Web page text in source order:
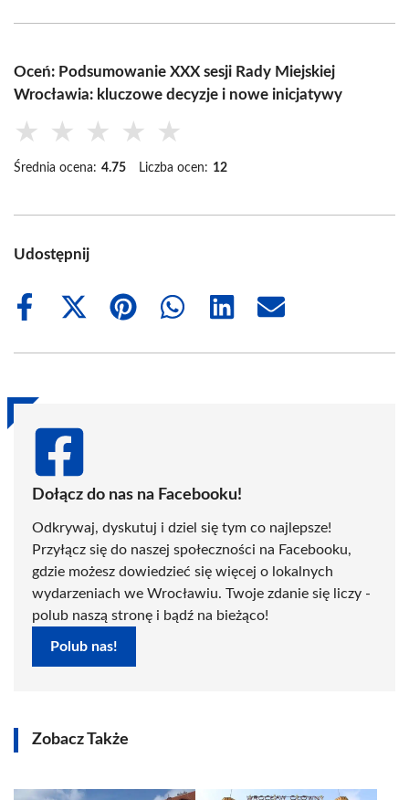
Oceń: Podsumowanie XXX sesji Rady Miejskiej
Wrocławia: kluczowe decyzje i nowe inicjatywy
★ ★ ★ ★ ★
Średnia ocena: 4.75 Liczba ocen: 12
Udostępnij
Share
Share
(Twitter)
Share
Share
Share
Share
Dołącz do nas na Facebooku!
Odkrywaj, dyskutuj i dziel się tym co najlepsze!
Przyłącz się do naszej społeczności na Facebooku,
gdzie możesz dowiedzieć się więcej o lokalnych
wydarzeniach we Wrocławiu. Twoje zdanie się liczy -
polub naszą stronę i bądź na bieżąco!
Polub nas!
Zobacz Także